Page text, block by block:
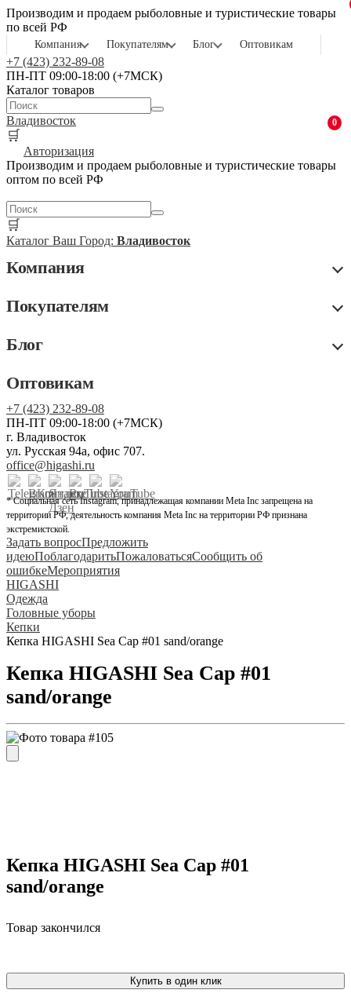
Производим и продаем рыболовные и туристические товары
по всей РФ
Компания Покупателям Блог Оптовикам
+7 (423) 232-89-08
ПН-ПТ 09:00-18:00 (+7МСК)
Каталог товаров
Владивосток
🛒
0
Авторизация
Производим и продаем рыболовные и туристические товары
оптом по всей РФ
🛒
Каталог Ваш Город: Владивосток
Компания
Покупателям
Блог
Оптовикам
+7 (423) 232-89-08
ПН-ПТ 09:00-18:00 (+7МСК)
г. Владивосток
ул. Русская 94а, офис 707.
office@higashi.ru
* Социальная сеть Instagram, принадлежащая компании Meta Inc запрещена на
территории РФ, деятельность компания Meta Inc на территории РФ признана
экстремистской.
Задать вопросПредложить
идеюПоблагодаритьПожаловатьсяСообщить об
ошибкеМероприятия
HIGASHI
Одежда
Головные уборы
Кепки
Кепка HIGASHI Sea Cap #01 sand/orange
Кепка HIGASHI Sea Cap #01
sand/orange
Кепка HIGASHI Sea Cap #01
sand/orange
Товар закончился
Купить в один клик